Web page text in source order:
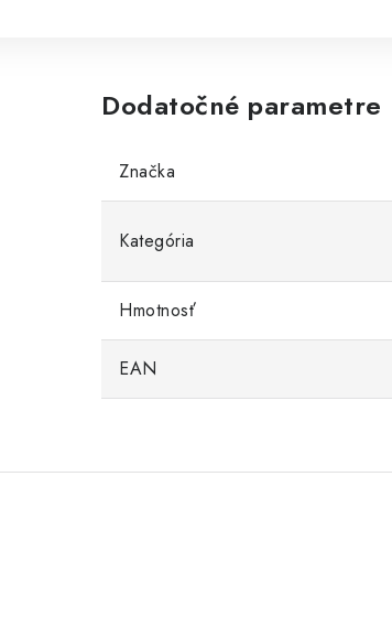
Dodatočné parametre
Značka
Kategória
Hmotnosť
EAN